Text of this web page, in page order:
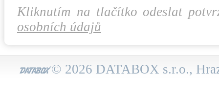
Kliknutím na tlačítko odeslat
osobních údajů
© 2026 DATABOX s.r.o.,